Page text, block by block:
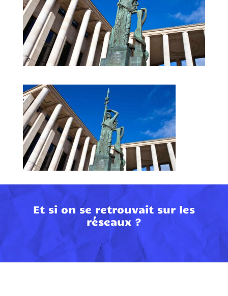
Et si on se retrouvait sur les
réseaux ?